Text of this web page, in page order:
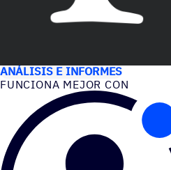
ANÁLISIS E INFORMES
FUNCIONA MEJOR CON